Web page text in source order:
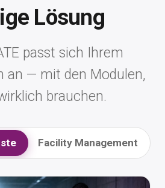
Lösung
passt sich Ihrem
an — mit den Modulen,
brauchen.
Facility Management